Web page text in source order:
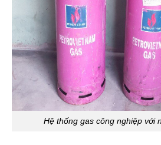
Hệ thống gas công nghiệp với